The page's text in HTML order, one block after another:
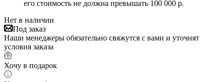
его стоимость не должна превышать 100 000 р.
Нет в наличии
Под заказ
Наши менеджеры обязательно свяжутся с вами и уточнят
условия заказа
Хочу в подарок